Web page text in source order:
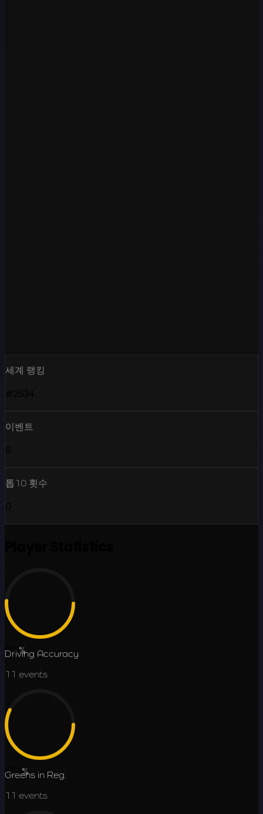
세계 랭킹
이벤트
톱10 횟수
51.2%
Driving Accuracy
11 events
57.2%
Greens in Reg.
11 events